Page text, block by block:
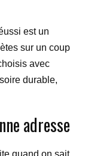
est un
sur un coup
avec
durable,
adresse
quand on sait